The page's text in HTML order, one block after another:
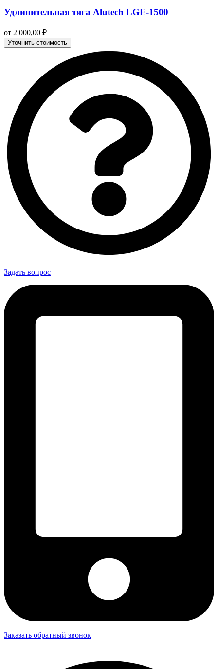
Удлинительная тяга Alutech LGE‑1500
от 2 000,00 ₽
Уточнить стоимость
Задать вопрос
Заказать обратный звонок